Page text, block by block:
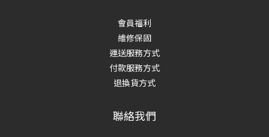
會員福利
維修保固
運送服務方式
付款服務方式
退換貨方式
聯絡我們